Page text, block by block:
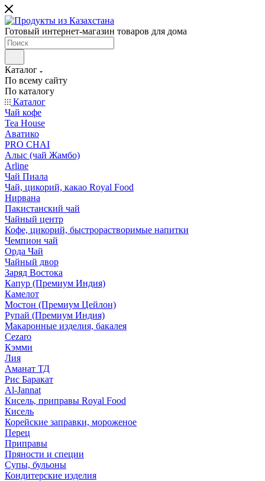
Готовый интернет-магазин товаров для дома
Каталог
По всему сайту
По каталогу
Каталог
Чай кофе
Tea House
Аватико
PRO CHAI
Алыс (чай Жамбо)
Arline
Чай Пиала
Чай, цикорий, какао Royal Food
Нирвана
Пакистанский чай
Чайный центр
Кофе, цикорий, быстрорастворимые напитки
Чемпион чай
Орда Чай
Чайный двор
Заряд Востока
Капур (Премиум Индия)
Камелот
Мостон (Премиум Цейлон)
Рупай (Премиум Индия)
Макаронные изделия, бакалея
Cezaro
Кэмми
Лия
Аманат ТД
Рис Баракат
Al-Jannat
Кисель, приправы Royal Food
Кисель
Корейские заправки, мороженое
Перец
Приправы
Пряности и специи
Супы, бульоны
Кондитерские изделия